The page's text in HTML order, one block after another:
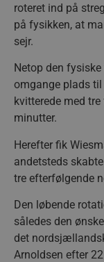
roteret ind på
på fysikken, at
sejr.
Netop den
omgange plads
kvitterede med
minutter.
Herefter fik
andetsteds
tre efterfølgende
Den løbende
således den
det
Arnoldsen efter